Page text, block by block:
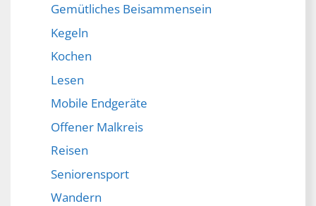
Gemütliches Beisammensein
Kegeln
Kochen
Lesen
Mobile Endgeräte
Offener Malkreis
Reisen
Seniorensport
Wandern